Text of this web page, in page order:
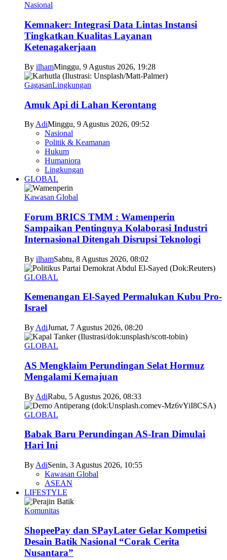
Nasional
Kemnaker: Integrasi Data Lintas Instansi
Tingkatkan Kualitas Layanan
Ketenagakerjaan
By ilhamMinggu, 9 Agustus 2026, 19:28
GagasanLingkungan
Amuk Api di Lahan Kerontang
By AdiMinggu, 9 Agustus 2026, 09:52
Nasional
Politik & Keamanan
Hukum
Humaniora
Lingkungan
GLOBAL
Kawasan Global
Forum BRICS TMM : Wamenperin
Sampaikan Pentingnya Kolaborasi Industri
Internasional Ditengah Disrupsi Teknologi
By ilhamSabtu, 8 Agustus 2026, 08:02
GLOBAL
Kemenangan El-Sayed Permalukan Kubu Pro-
Israel
By AdiJumat, 7 Agustus 2026, 08:20
GLOBAL
AS Mengklaim Perundingan Selat Hormuz
Mengalami Kemajuan
By AdiRabu, 5 Agustus 2026, 08:33
GLOBAL
Babak Baru Perundingan AS-Iran Dimulai
Hari Ini
By AdiSenin, 3 Agustus 2026, 10:55
Kawasan Global
ASEAN
LIFESTYLE
Komunitas
ShopeePay dan SPayLater Gelar Kompetisi
Desain Batik Nasional “Corak Cerita
Nusantara”